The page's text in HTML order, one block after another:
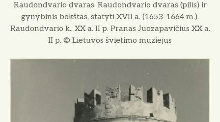
Raudondvario dvaras. Raudondvario dvaras (pilis) ir
gynybinis bokštas, statyti XVII a. (1653-1664 m.).
Raudondvario k., XX a. II p. Pranas Juozapavičius XX a.
II p. © Lietuvos švietimo muziejus